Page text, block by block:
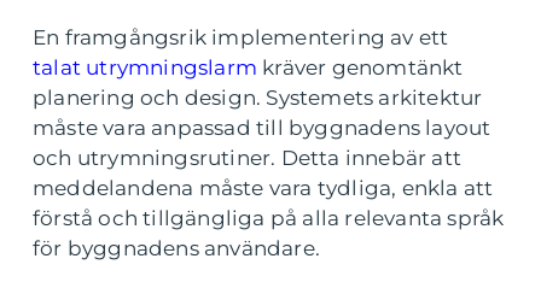
En framgångsrik implementering av ett
talat utrymningslarm kräver genomtänkt
planering och design. Systemets arkitektur
måste vara anpassad till byggnadens layout
och utrymningsrutiner. Detta innebär att
meddelandena måste vara tydliga, enkla att
förstå och tillgängliga på alla relevanta språk
för byggnadens användare.